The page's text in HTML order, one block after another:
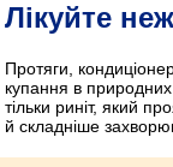
Лікуйте
Протяги,
купання в
тільки риніт, який
й складніше